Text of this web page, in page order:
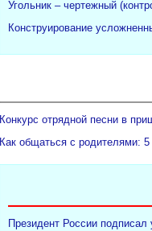
Угольник – чертежный
Конструирование
Конкурс отрядной песни в
Как общаться с родителями: 5
Президент России подписал